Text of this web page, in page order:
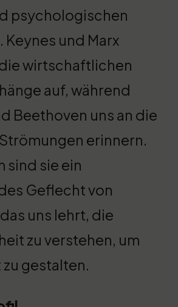
psychologischen
Keynes und Marx
wirtschaftlichen
auf, während
Beethoven uns an die
erinnern.
sind sie ein
Geflecht von
uns lehrt, die
zu verstehen, um
gestalten.